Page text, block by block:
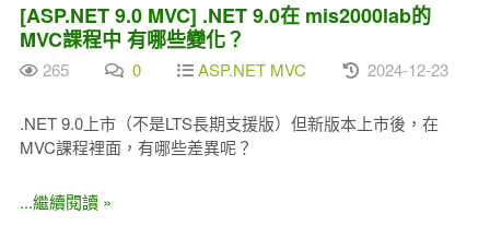
[ASP.NET 9.0 MVC] .NET 9.0在 mis2000lab的
MVC課程中 有哪些變化？
265 0 ASP.NET MVC 2024-12-23
.NET 9.0上市（不是LTS長期支援版）但新版本上市後，在
MVC課程裡面，有哪些差異呢？
...繼續閱讀 »